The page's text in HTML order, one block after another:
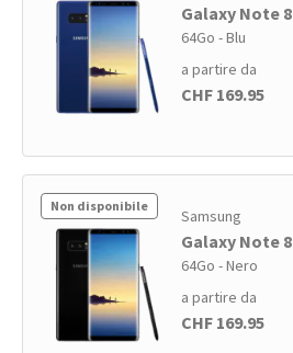
Galaxy Note 8
64Go - Blu
a partire da
CHF 169.95
Non disponibile Samsung
Galaxy Note 8
64Go - Nero
a partire da
CHF 169.95